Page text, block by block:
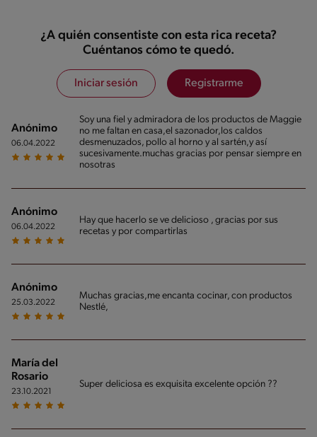
¿A quién consentiste con esta rica receta?
Cuéntanos cómo te quedó.
Iniciar sesión Registrarme
Anónimo
06.04.2022
Soy una fiel y admiradora de los productos de Maggie
no me faltan en casa,el sazonador,los caldos
desmenuzados, pollo al horno y al sartén,y así
sucesivamente.muchas gracias por pensar siempre en
nosotras
Anónimo
06.04.2022
Hay que hacerlo se ve delicioso , gracias por sus
recetas y por compartirlas
Anónimo
25.03.2022
Muchas gracias,me encanta cocinar, con productos
Nestlé,
María del
Rosario
23.10.2021
Super deliciosa es exquisita excelente opción ??